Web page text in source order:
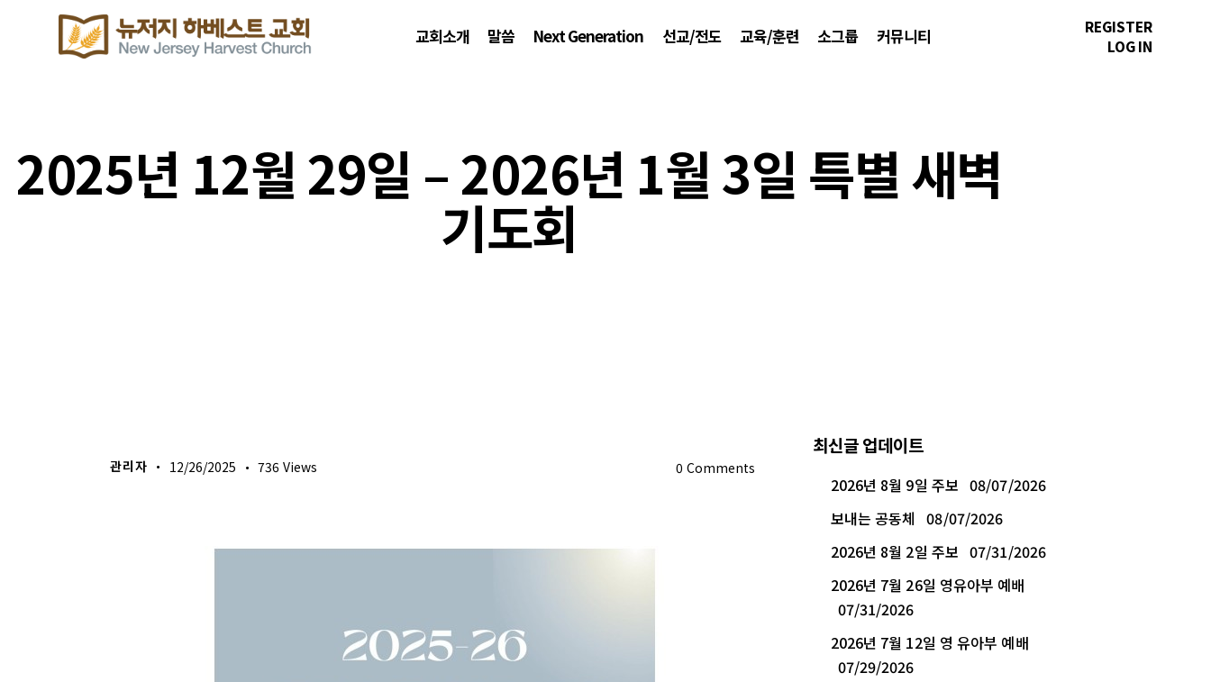
교회소개 말씀 Next Generation 선교/전도 교육/훈련 소그룹 커뮤니티
REGISTER
LOG IN
2025년 12월 29일 – 2026년 1월 3일 특별 새벽
기도회
관리자 12/26/2025 736 Views 0 Comments
최신글 업데이트
2026년 8월 9일 주보 08/07/2026
보내는 공동체 08/07/2026
2026년 8월 2일 주보 07/31/2026
2026년 7월 26일 영유아부 예배
07/31/2026
2026년 7월 12일 영 유아부 예배
07/29/2026